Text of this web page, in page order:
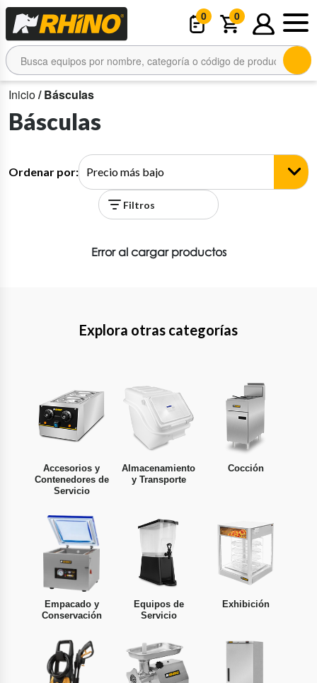
0 0
Inicio/ Básculas
Básculas
Ordenar por:
Filtros
Error al cargar productos
Explora otras categorías
Accesorios y
Contenedores de
Servicio
Almacenamiento
y Transporte
Cocción
Empacado y
Conservación
Equipos de
Servicio
Exhibición